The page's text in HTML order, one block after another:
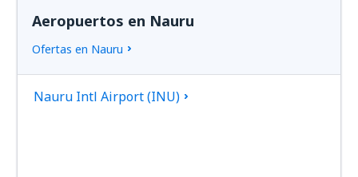
Aeropuertos en Nauru
Ofertas en Nauru
Nauru Intl Airport (INU)